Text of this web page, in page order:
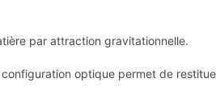
par attraction gravitationnelle.
optique permet de